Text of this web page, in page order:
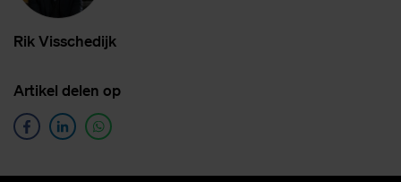
Rik Vis­sche­dijk
Ar­ti­kel de­len op